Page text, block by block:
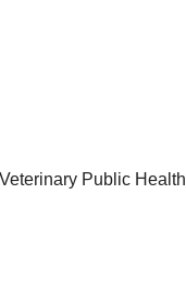
Public Health